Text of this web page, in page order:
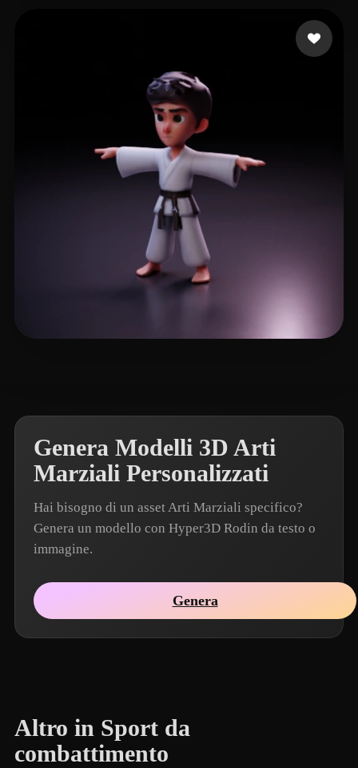
Genera Modelli 3D Arti
Marziali Personalizzati
Hai bisogno di un asset Arti Marziali specifico?
Genera un modello con Hyper3D Rodin da testo o
immagine.
Genera
Altro in Sport da
combattimento